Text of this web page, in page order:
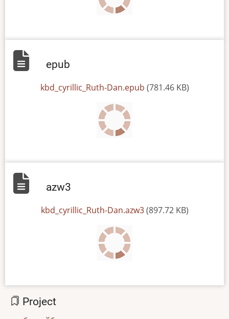
epub
kbd_cyrillic_Ruth-Dan.epub (781.46 KB)
azw3
kbd_cyrillic_Ruth-Dan.azw3 (897.72 KB)
Project